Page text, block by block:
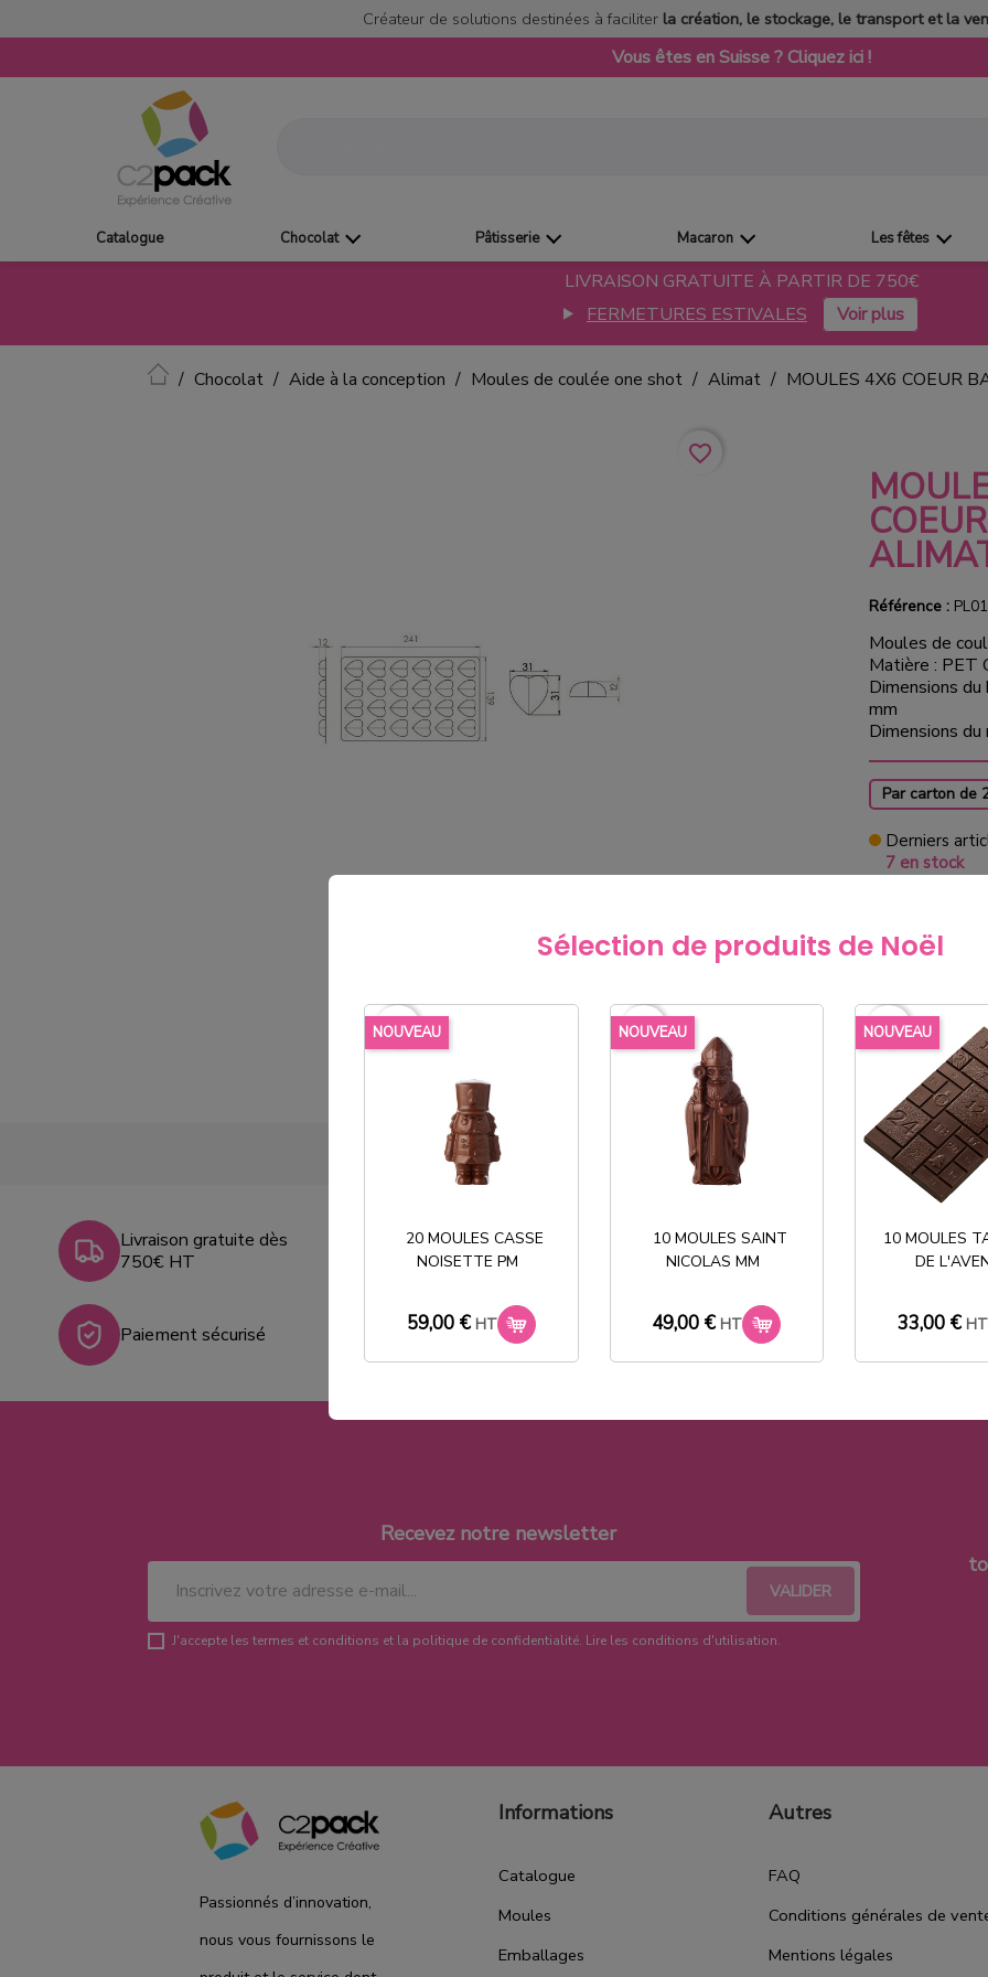
Sélection de produits de Noël
NOUVEAU
20 MOULES CASSE
NOISETTE PM
59,00 € HT
favorite_border NOUVEAU
10 MOULES SAINT
NICOLAS MM
49,00 € HT
favorite_border NOUVEAU
10 MOULES
DE
33,00 € HT
favorite_border
Créateur de solutions destinées à faciliter la création, le stockage, le transport et la
Vous êtes en Suisse ? Cliquez ici !
Catalogue Chocolat Pâtisserie Macaron Les fêtes
LIVRAISON GRATUITE À PARTIR DE 750€
FERMETURES ESTIVALES
Accueil
Chocolat Aide à la conception Moules de coulée one shot Alimat MOULES 4X6 COEUR
favorite_border
Référence :
Moules de
Matière : PET
Dimensions
mm
Dimensions
Par carton de
Derniers
7 en stock
78,75 €
Partager
Livraison gratuite dès
750€ HT
Stock permanent :
+ de 2000 références
Paiement sécurisé
Recevez notre newsletter
J'accepte les termes et conditions et la politique de confidentialité. Lire les conditions d'utilisation.
Passionnés d’innovation,
nous vous fournissons le
Informations
Catalogue
Moules
Emballages
Autres
FAQ
Conditions générales de
Mentions légales